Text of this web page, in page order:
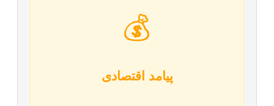
💰
پیامد اقتصادی